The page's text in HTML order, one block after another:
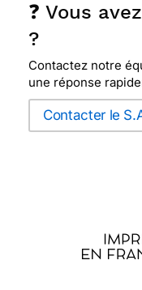
❓ Vous
?
Contactez notre
une réponse
Contacter le